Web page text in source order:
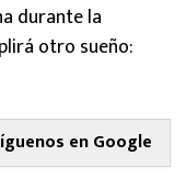
durante la
otro sueño:
en Google